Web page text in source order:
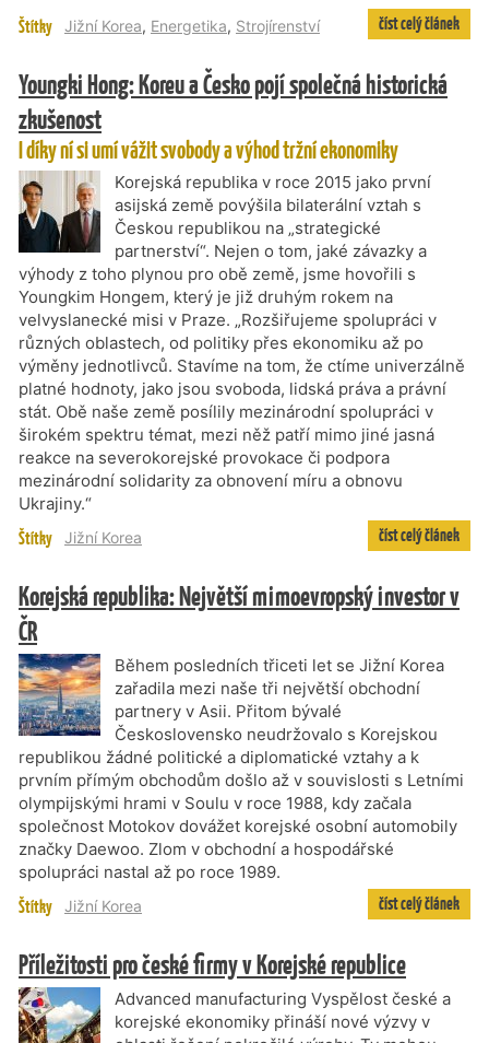
Štítky Jižní Korea, Energetika, Strojírenství číst celý článek
Youngki Hong: Koreu a Česko pojí společná historická
zkušenost
I díky ní si umí vážit svobody a výhod tržní ekonomiky
Korejská republika v roce 2015 jako první
asijská země povýšila bilaterální vztah s
Českou republikou na „strategické
partnerství“. Nejen o tom, jaké závazky a
výhody z toho plynou pro obě země, jsme hovořili s
Youngkim Hongem, který je již druhým rokem na
velvyslanecké misi v Praze. „Rozšiřujeme spolupráci v
různých oblastech, od politiky přes ekonomiku až po
výměny jednotlivců. Stavíme na tom, že ctíme univerzálně
platné hodnoty, jako jsou svoboda, lidská práva a právní
stát. Obě naše země posílily mezinárodní spolupráci v
širokém spektru témat, mezi něž patří mimo jiné jasná
reakce na severokorejské provokace či podpora
mezinárodní solidarity za obnovení míru a obnovu
Ukrajiny.“
Štítky Jižní Korea číst celý článek
Korejská republika: Největší mimoevropský investor v
ČR
Během posledních třiceti let se Jižní Korea
zařadila mezi naše tři největší obchodní
partnery v Asii. Přitom bývalé
Československo neudržovalo s Korejskou
republikou žádné politické a diplomatické vztahy a k
prvním přímým obchodům došlo až v souvislosti s Letními
olympijskými hrami v Soulu v roce 1988, kdy začala
společnost Motokov dovážet korejské osobní automobily
značky Daewoo. Zlom v obchodní a hospodářské
spolupráci nastal až po roce 1989.
Štítky Jižní Korea číst celý článek
Příležitosti pro české firmy v Korejské republice
Advanced manufacturing Vyspělost české a
korejské ekonomiky přináší nové výzvy v